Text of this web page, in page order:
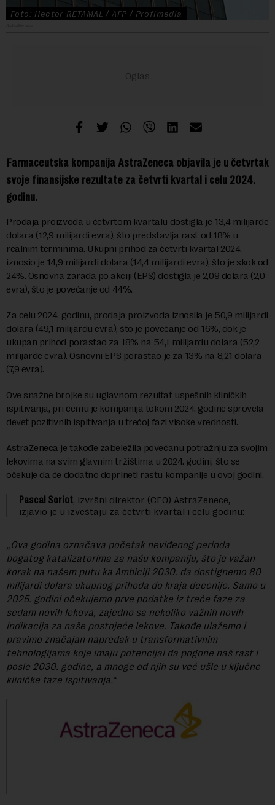
Foto: Hector RETAMAL / AFP / Profimedia
Farmaceutska kompanija AstraZeneca objavila je u četvrtak
svoje finansijske rezultate za četvrti kvartal i celu 2024.
godinu.
Prodaja proizvoda u četvrtom kvartalu dostigla je 13,4 milijarde
dolara (12,9 milijardi evra), što predstavlja rast od 18% u
realnim terminima. Ukupni prihod za četvrti kvartal 2024.
iznosio je 14,9 milijardi dolara (14,4 milijardi evra), što je skok od
24%. Osnovna zarada po akciji (EPS) dostigla je 2,09 dolara (2,0
evra), što je povećanje od 44%.
Za celu 2024. godinu, prodaja proizvoda iznosila je 50,9 milijardi
dolara (49,1 milijardu evra), što je povećanje od 16%, dok je
ukupan prihod porastao za 18% na 54,1 milijardu dolara (52,2
milijarde evra). Osnovni EPS porastao je za 13% na 8,21 dolara
(7,9 evra).
Ove snažne brojke su uglavnom rezultat uspešnih kliničkih
ispitivanja, pri čemu je kompanija tokom 2024. godine sprovela
devet pozitivnih ispitivanja u trećoj fazi visoke vrednosti.
AstraZeneca je takođe zabeležila povećanu potražnju za svojim
lekovima na svim glavnim tržištima u 2024. godini, što se
očekuje da će dodatno doprineti rastu kompanije u ovoj godini.
Pascal Soriot, izvršni direktor (CEO) AstraZenece,
izjavio je u izveštaju za četvrti kvartal i celu godinu:
„Ova godina označava početak neviđenog perioda
bogatog katalizatorima za našu kompaniju, što je važan
korak na našem putu ka Ambiciji 2030. da dostignemo 80
milijardi dolara ukupnog prihoda do kraja decenije. Samo u
2025. godini očekujemo prve podatke iz treće faze za
sedam novih lekova, zajedno sa nekoliko važnih novih
indikacija za naše postojeće lekove. Takođe ulažemo i
pravimo značajan napredak u transformativnim
tehnologijama koje imaju potencijal da pogone naš rast i
posle 2030. godine, a mnoge od njih su već ušle u ključne
kliničke faze ispitivanja.“